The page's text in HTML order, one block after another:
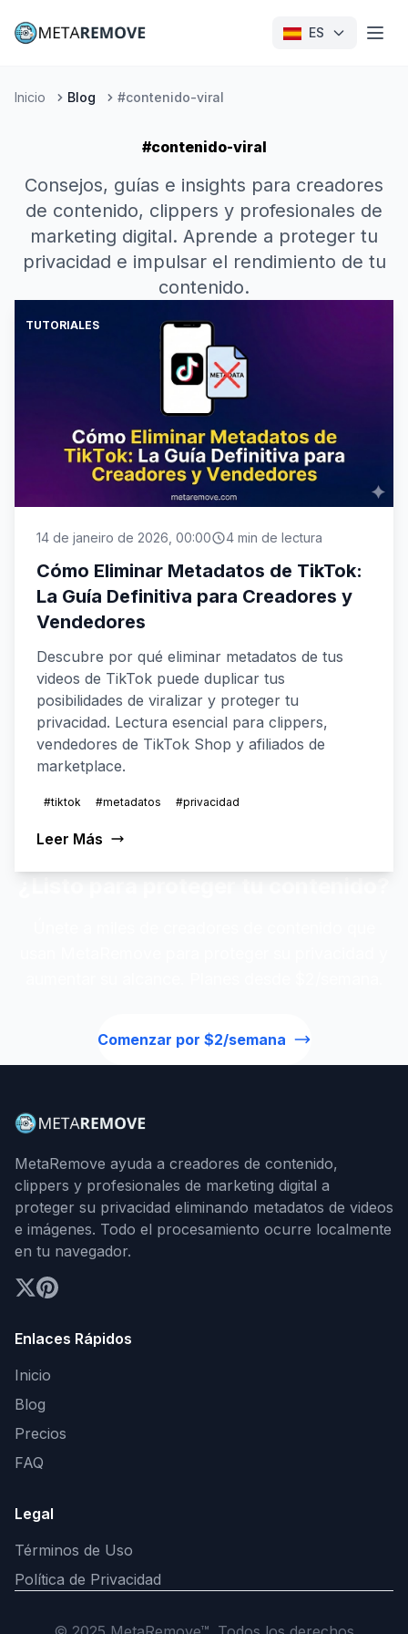
ES
Inicio Blog #contenido-viral
#contenido-viral
Consejos, guías e insights para creadores
de contenido, clippers y profesionales de
marketing digital. Aprende a proteger tu
privacidad e impulsar el rendimiento de tu
contenido.
TUTORIALES
14 de janeiro de 2026, 00:00 4 min de lectura
Cómo Eliminar Metadatos de TikTok:
La Guía Definitiva para Creadores y
Vendedores
Descubre por qué eliminar metadatos de tus
videos de TikTok puede duplicar tus
posibilidades de viralizar y proteger tu
privacidad. Lectura esencial para clippers,
vendedores de TikTok Shop y afiliados de
marketplace.
#tiktok #metadatos #privacidad
Leer Más
Comenzar por $2/semana
MetaRemove ayuda a creadores de contenido,
clippers y profesionales de marketing digital a
proteger su privacidad eliminando metadatos de videos
e imágenes. Todo el procesamiento ocurre localmente
en tu navegador.
Enlaces Rápidos
Inicio
Blog
Precios
FAQ
Legal
Términos de Uso
Política de Privacidad